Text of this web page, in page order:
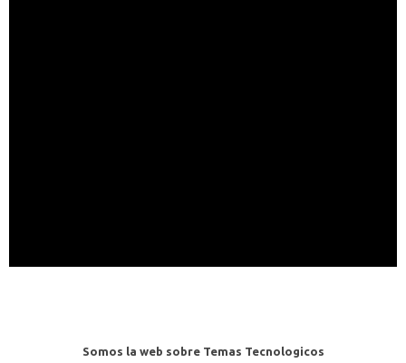
Somos la web sobre Temas Tecnologicos